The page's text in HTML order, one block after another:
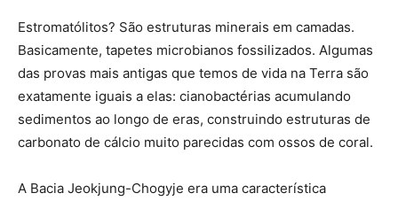
Estromatólitos? São estruturas minerais em camadas.
Basicamente, tapetes microbianos fossilizados. Algumas
das provas mais antigas que temos de vida na Terra são
exatamente iguais a elas: cianobactérias acumulando
sedimentos ao longo de eras, construindo estruturas de
carbonato de cálcio muito parecidas com ossos de coral.
A Bacia Jeokjung-Chogyje era uma característica